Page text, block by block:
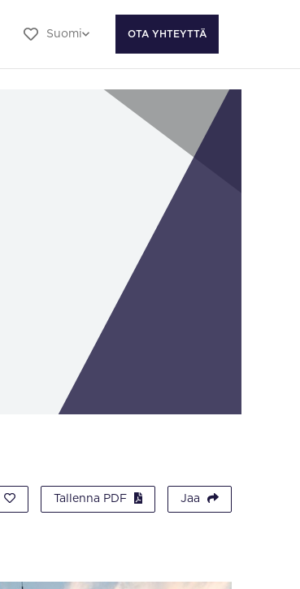
Suomi OTA YHTEYTTÄ
Tallenna PDF Jaa